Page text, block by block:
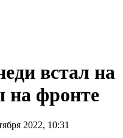
встал на
на фронте
2022, 10:31